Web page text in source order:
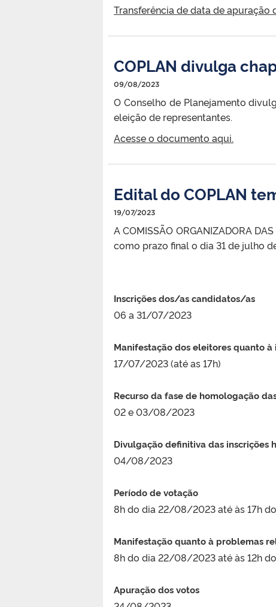
Transferência de data de
COPLAN divulga
09/08/2023
O Conselho de Planejamento
eleição de representantes.
Acesse o documento aqui.
Edital do COPLAN
19/07/2023
A COMISSÃO ORGANIZADORA
como prazo final o dia 31 de julho
Inscrições dos/as candidatos/as
06 a 31/07/2023
Manifestação dos eleitores quanto
17/07/2023 (até as 17h)
Recurso da fase de homologação
02 e 03/08/2023
Divulgação definitiva das inscrições
04/08/2023
Período de votação
8h do dia 22/08/2023 até às 17h
Manifestação quanto à problemas
8h do dia 22/08/2023 até às 12h
Apuração dos votos